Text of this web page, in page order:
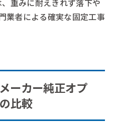
重みに耐えきれず落下や
業者による確実な固定工事
ーカー純正オプ
比較